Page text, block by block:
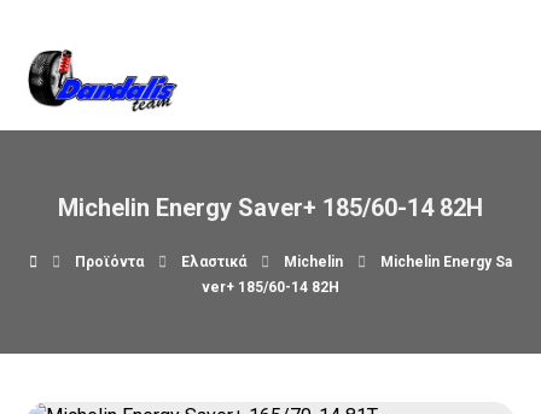
Michelin Energy Saver+ 185/60-14 82H
Προϊόντα Ελαστικά Michelin
Michelin Energy Sa
ver+ 185/60-14 82H